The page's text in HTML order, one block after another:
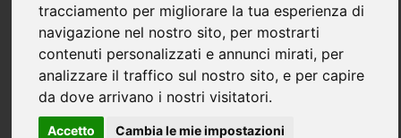
tracciamento per migliorare la tua esperienza di
navigazione nel nostro sito, per mostrarti
contenuti personalizzati e annunci mirati, per
analizzare il traffico sul nostro sito, e per capire
da dove arrivano i nostri visitatori.
Accetto Cambia le mie impostazioni